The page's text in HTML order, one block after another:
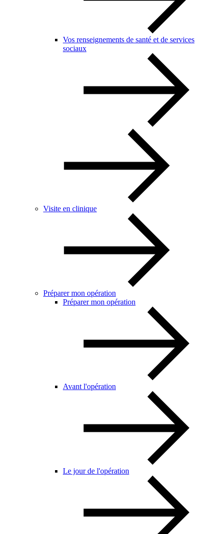
Vos renseignements de santé et de services
sociaux
Visite en clinique
Préparer mon opération
Préparer mon opération
Avant l'opération
Le jour de l'opération